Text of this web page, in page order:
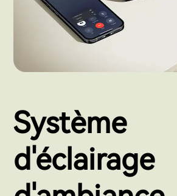
Système
d'éclairage